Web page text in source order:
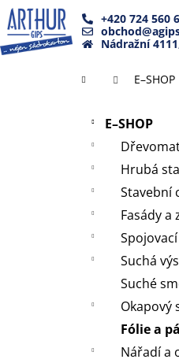
Přejít
na
obsah
+420 724 560
Nádražní
Domů E–SHOP
Přeskočit
kategorie
E–SHOP
Hrubá
Stavební
Fasády a
Suchá
Suché
Okapový
Fólie a
Nářadí a
K
o
š
Zpět
Zpět